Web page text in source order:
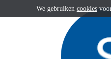
We gebruiken cookiesvoor